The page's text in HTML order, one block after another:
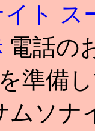
ト ス
電話の
準備
ムソナ